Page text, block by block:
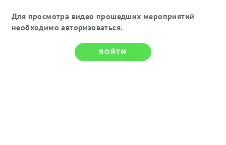
Для просмотра видео прошедших мероприятий
необходимо авторизоваться.
ВОЙТИ